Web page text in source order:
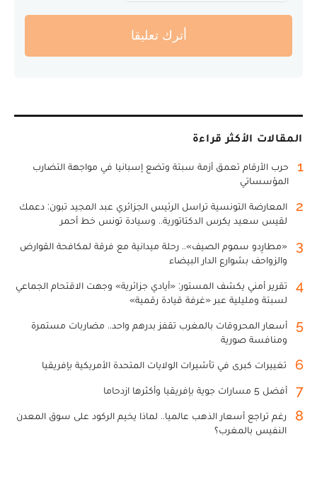
أترك تعليقا
المقالات الأكثر قراءة
1
حرب الأرقام تعمق أزمة سبتة وتضع إسبانيا في مواجهة التضارب
المؤسساتي
2
المعارضة التونسية تراسل الرئيس الجزائري عبد المجيد تبون: دعمك
لقيس سعيد يكرس الدكتاتورية.. وسيادة تونس خط أحمر
3
«مطارِدو سموم الصيف».. رحلة ميدانية مع فرقة لمكافحة القوارض
والزواحف بشوارع الدار البيضاء
4
تقرير أمني يكشف المستور: «أيادي جزائرية» وجهت الاقتحام الجماعي
لسبتة ومليلية عبر «غرفة قيادة رقمية»
5
أسعار المحروقات بالمغرب تقفز بدرهم واحد.. مضاربات مستمرة
ومنافسة صورية
6 تغييرات كبرى في تأشيرات الولايات المتحدة الأمريكية بإفريقيا
7 أفضل 5 مسارات جوية بإفريقيا وأكثرها ازدحاما
8
رغم تراجع أسعار الذهب عالميا.. لماذا يخيم الركود على سوق المعدن
النفيس بالمغرب؟